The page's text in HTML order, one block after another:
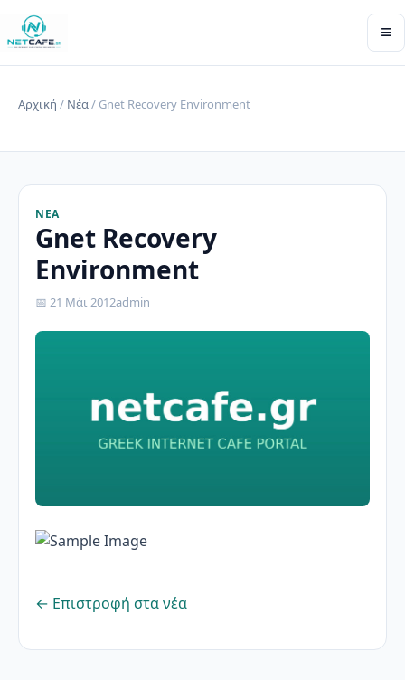
≡
Αρχική / Νέα/ Gnet Recovery Environment
ΝΈΑ
Gnet Recovery
Environment
📅 21 Μάι 2012admin
← Επιστροφή στα νέα